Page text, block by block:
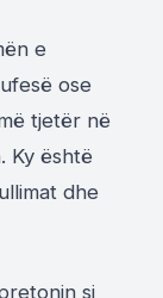
e
ose
tjetër në
Ky është
dhe
si